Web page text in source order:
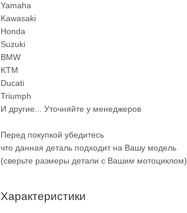
Yamaha
Kawasaki
Honda
Suzuki
BMW
KTM
Ducati
Triumph
И другие... Уточняйте у менеджеров
Перед покупкой убедитесь
что данная деталь подходит на Вашу модель
(сверьте размеры детали с Вашим мотоциклом)
Характеристики